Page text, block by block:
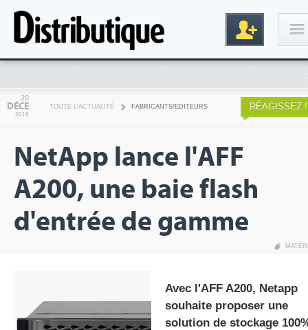
Inscription
20
DÉCE
2016
TOUTE L'ACTUALITÉ FABRICANTS/EDITEURS RÉAGISSEZ !
NetApp lance l'AFF
A200, une baie flash
d'entrée de gamme
Avec l'AFF A200, Netapp
souhaite proposer une
solution de stockage